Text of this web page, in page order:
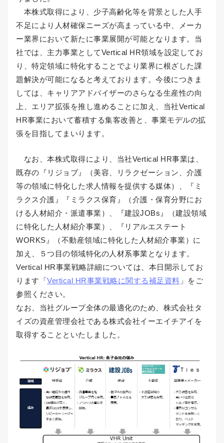
本株式取得により、少子高齢化等を背景とした人手
不足により人材確保ニーズが高まっている中、メーカ
ー業界において新たに事業展開が可能となります。当
社では、主力事業としてVertical HR領域を設定してお
り、特定領域に特化することでより業界に根ざした課
題解決が可能になると考えております。今後につきま
しては、キャリアアドバイザーのさらなる生産性の向
上、エリア拡張を推し進めることに加え、当社Vertical
HR事業において蓄積する集客改善と、事業モデルの拡
張を目指してまいります。
なお、本株式取得により、当社Vertical HR事業は、
既存の『リジョブ』（美容、リラクゼーション、介護
等の領域に特化した求人情報を提供する媒体）、『ミ
ラクス介護』『ミラクス保育』（介護・保育分野にお
ける人材紹介・派遣事業）、『建設JOBs』（建設領域
に特化した人材紹介事業）、『リアルエステート
WORKS』（不動産領域に特化した人材紹介事業）に
加え、５つ目の領域特化の人材系事業となります。
Vertical HR事業戦略詳細については、本日開示してお
ります「Vertical HR事業戦略に関する補足資料 」をご
参照ください。
なお、当社グループ全体の最適化のため、株式会社タ
イズの資産管理会社である株式会社イーエイチアイを
取得することといたしました。